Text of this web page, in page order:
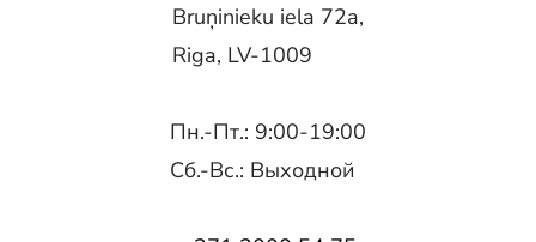
Bruņinieku iela 72a,
Riga, LV-1009
Пн.-Пт.: 9:00-19:00
Сб.-Вс.: Выходной